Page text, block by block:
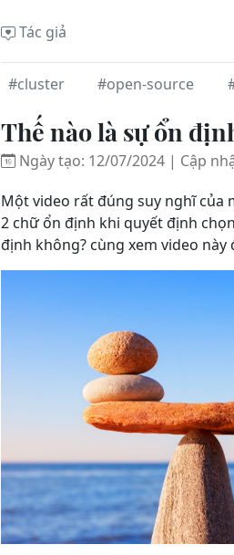
Tác giả
#cluster #open-source
Thế nào là sự ổn
Ngày tạo: 12/07/2024 | Cập
Một video rất đúng suy nghĩ của
2 chữ ổn định khi quyết định
định không? cùng xem video